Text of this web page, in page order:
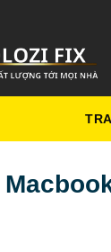
DỊCH VỤ TỐT